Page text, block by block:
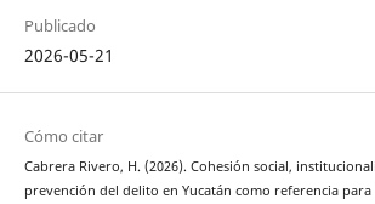
Publicado
2026-05-21
Cómo citar
Cabrera Rivero, H. (2026). Cohesión social,
prevención del delito en Yucatán como referencia para